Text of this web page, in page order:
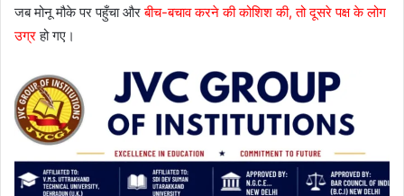
जब मोनू मौके पर पहुँचा औरबीच-बचाव करने की कोशिश की, तो दूसरे पक्ष के लोग
उग्रहो गए।